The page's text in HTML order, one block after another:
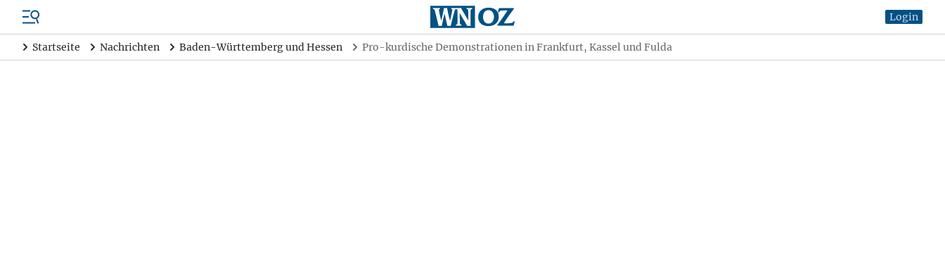
Login
Startseite Nachrichten Baden-Württemberg und Hessen Pro-kurdische Demonstrationen in Frankfurt, Kassel und Fulda